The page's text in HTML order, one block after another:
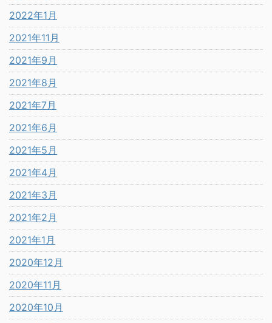
2022年1月
2021年11月
2021年9月
2021年8月
2021年7月
2021年6月
2021年5月
2021年4月
2021年3月
2021年2月
2021年1月
2020年12月
2020年11月
2020年10月